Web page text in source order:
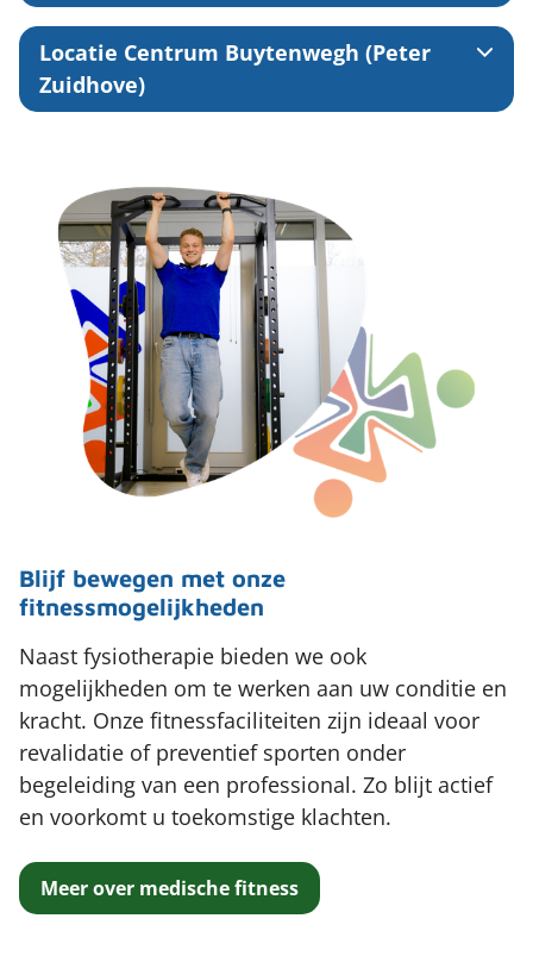
Locatie Centrum Buytenwegh (Peter
Zuidhove)
Blijf bewegen met onze
fitnessmogelijkheden
Naast fysiotherapie bieden we ook
mogelijkheden om te werken aan uw conditie en
kracht. Onze fitnessfaciliteiten zijn ideaal voor
revalidatie of preventief sporten onder
begeleiding van een professional. Zo blijt actief
en voorkomt u toekomstige klachten.
Meer over medische fitness